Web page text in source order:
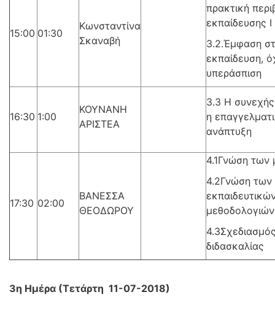
15:00 01:30
Κωνσταντίνα
Σκαναβή
πρακτική
εκπαίδευσης Ι
3.2.Έμφαση
εκπαίδευση,
υπεράσπιση
16:30 1:00
ΚΟΥΝΑΝΗ
ΑΡΙΣΤΕΑ
3.3 Η
η
ανάπτυξη
17:30 02:00
ΒΑΝΕΣΣΑ
ΘΕΟΔΩΡΟΥ
4.1Γνώση των
4.2Γνώση των
μεθοδολογιών
διδασκαλίας
3η Ημέρα (Τετάρτη 11-07-2018)